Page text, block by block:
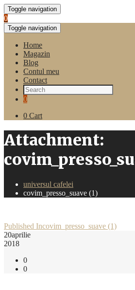
Toggle navigation
0
Toggle navigation
Home
Magazin
Blog
Contul meu
Contact
0
0 Cart
Attachment:
universul cafelei
covim_presso_suave (1)
Post
navigation
Published Incovim_presso_suave (1)
20aprilie
2018
0
0